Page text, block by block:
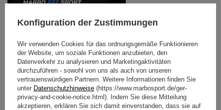
Konfiguration der Zustimmungen
Wir verwenden Cookies für das ordnungsgemäße Funktionieren
der Website, um soziale Funktionen anzubieten, den
Datenverkehr zu analysieren und Marketingaktivitäten
durchzuführen - sowohl von uns als auch von unseren
vertrauenswürdigen Partnern. Weitere Informationen finden Sie
unter Datenschutzhinweise (https://www.marbosport.de/ger-
privacy-and-cookie-notice.html). Indem Sie diese Mitteilung
akzeptieren, erklären Sie sich damit einverstanden, dass sie auf